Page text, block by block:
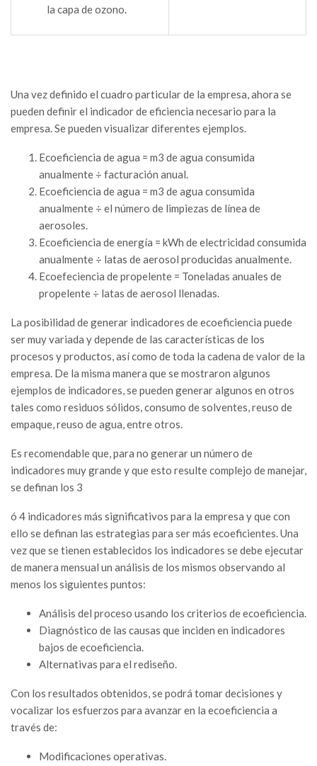
la capa de ozono.
Una vez definido el cuadro particular de la empresa, ahora se
pueden definir el indicador de eficiencia necesario para la
empresa. Se pueden visualizar diferentes ejemplos.
Ecoeficiencia de agua = m3 de agua consumida
anualmente ÷ facturación anual.
Ecoeficiencia de agua = m3 de agua consumida
anualmente ÷ el número de limpiezas de línea de
aerosoles.
Ecoeficiencia de energía = kWh de electricidad consumida
anualmente ÷ latas de aerosol producidas anualmente.
Ecoefeciencia de propelente = Toneladas anuales de
propelente ÷ latas de aerosol llenadas.
La posibilidad de generar indicadores de ecoeficiencia puede
ser muy variada y depende de las características de los
procesos y productos, así como de toda la cadena de valor de la
empresa. De la misma manera que se mostraron algunos
ejemplos de indicadores, se pueden generar algunos en otros
tales como residuos sólidos, consumo de solventes, reuso de
empaque, reuso de agua, entre otros.
Es recomendable que, para no generar un número de
indicadores muy grande y que esto resulte complejo de manejar,
se definan los 3
ó 4 indicadores más significativos para la empresa y que con
ello se definan las estrategias para ser más ecoeficientes. Una
vez que se tienen establecidos los indicadores se debe ejecutar
de manera mensual un análisis de los mismos observando al
menos los siguientes puntos:
Análisis del proceso usando los criterios de ecoeficiencia.
Diagnóstico de las causas que inciden en indicadores
bajos de ecoeficiencia.
Alternativas para el rediseño.
Con los resultados obtenidos, se podrá tomar decisiones y
vocalizar los esfuerzos para avanzar en la ecoeficiencia a
través de:
Modificaciones operativas.